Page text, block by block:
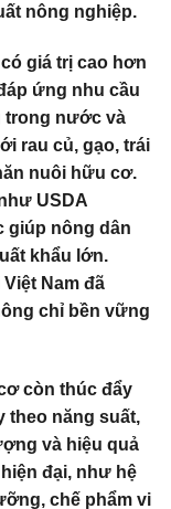
nông nghiệp.
giá trị cao hơn
ứng nhu cầu
trong nước và
rau củ, gạo, trái
nuôi hữu cơ.
USDA
giúp nông dân
khẩu lớn.
Nam đã
chỉ bền vững
còn thúc đẩy
theo năng suất,
và hiệu quả
đại, như hệ
chế phẩm vi